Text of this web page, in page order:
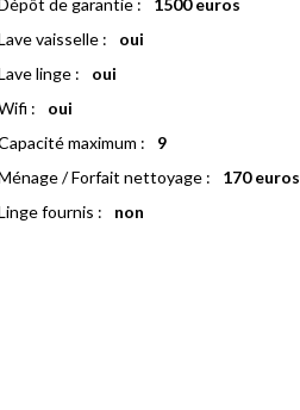
vaisselle : oui
linge : oui
: oui
maximum : 9
/ Forfait nettoyage : 170 euros
fournis : non